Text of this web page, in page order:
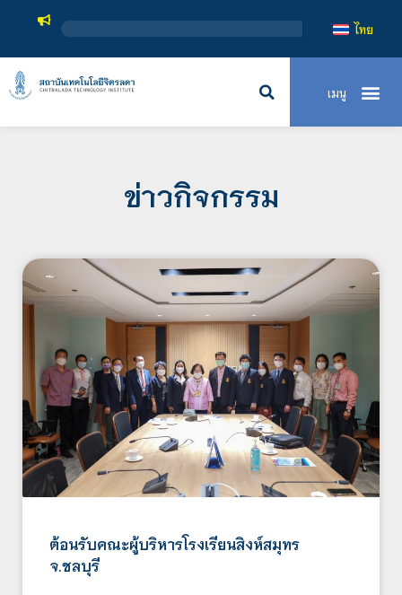
สถาบันเทค
ไทย
ข่าวกิจกรรม
ต้อนรับคณะผู้บริหารโรงเรียนสิงห์สมุทร
จ.ชลบุรี